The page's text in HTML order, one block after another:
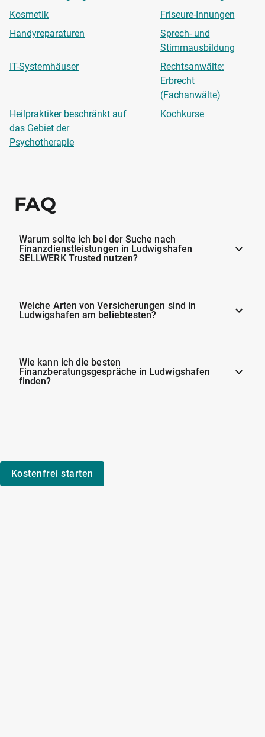
Kosmetik
Friseure-Innungen
Handyreparaturen
Sprech- und
Stimmausbildung
IT-Systemhäuser
Rechtsanwälte:
Erbrecht
(Fachanwälte)
Heilpraktiker beschränkt auf
das Gebiet der
Psychotherapie
Kochkurse
FAQ
Warum sollte ich bei der Suche nach
Finanzdienstleistungen in Ludwigshafen
SELLWERK Trusted nutzen?
Welche Arten von Versicherungen sind in
Ludwigshafen am beliebtesten?
Wie kann ich die besten
Finanzberatungsgespräche in Ludwigshafen
finden?
Kostenfrei starten